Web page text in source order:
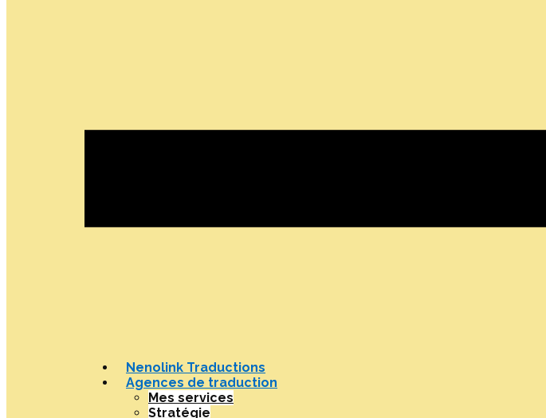
Nenolink Traductions
Agences de traduction
Mes services
Stratégie